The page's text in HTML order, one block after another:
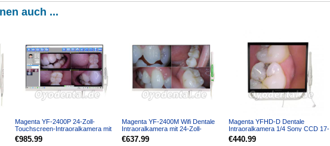
auch ...
Magenta YF-2400P 24-Zoll-
Touchscreen-Intraoralkamera mit
LCD-Monitor und WLAN-Fu...
€985.99
Magenta YF-2400M Wifi Dentale
Intraoralkamera mit 24-Zoll-
Monitor und Eisenhalte...
€637.99
Magenta YFHD-D Dentale
Intraoralkamera 1/4 Sony CCD 17-
Zoll-Monitor und Stützarm...
€440.99